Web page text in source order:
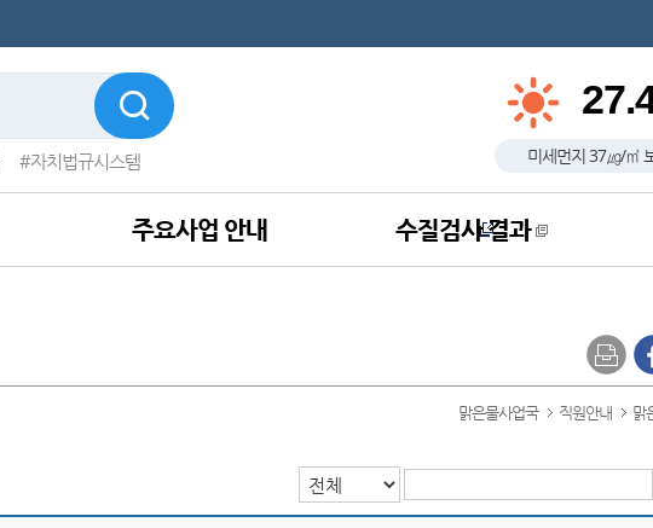
미세먼지37㎍/㎥
자치법규시스템
주요사업 안내 수질검사 결과
맑은물사업국 직원안내 맑